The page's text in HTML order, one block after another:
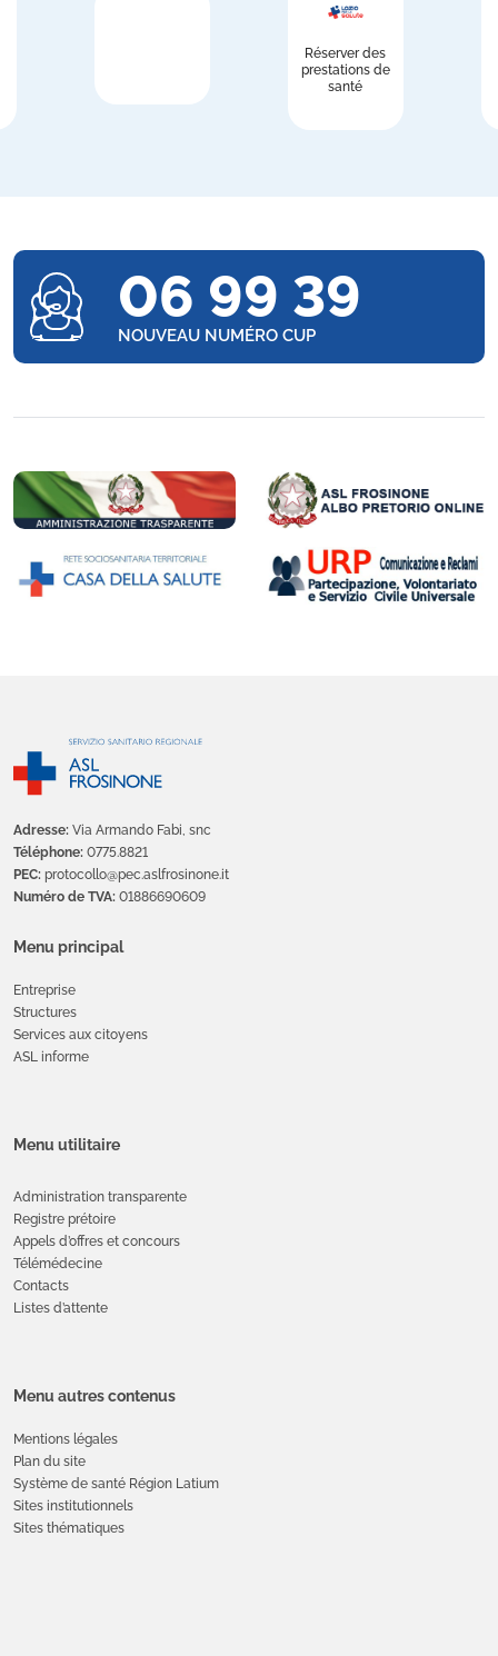
Réserver des
prestations de
santé
06 99 39
NOUVEAU NUMÉRO CUP
Adresse: Via Armando Fabi, snc
Téléphone: 0775.8821
PEC: protocollo@pec.aslfrosinone.it
Numéro de TVA: 01886690609
Menu principal
Entreprise
Structures
Services aux citoyens
ASL informe
Menu utilitaire
Administration transparente
Registre prétoire
Appels d’offres et concours
Télémédecine
Contacts
Listes d’attente
Menu autres contenus
Mentions légales
Plan du site
Système de santé Région Latium
Sites institutionnels
Sites thématiques